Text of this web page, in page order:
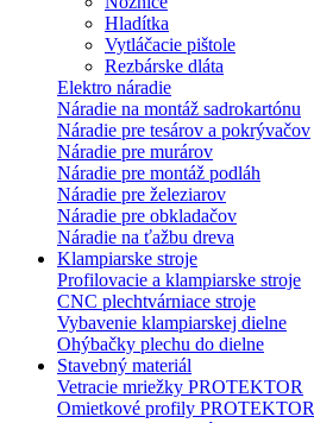
Hladítka
Vytláčacie pištole
Rezbárske dláta
Elektro náradie
Náradie na montáž sadrokartónu
Náradie pre tesárov a pokrývačov
Náradie pre murárov
Náradie pre montáž podláh
Náradie pre železiarov
Náradie pre obkladačov
Náradie na ťažbu dreva
Klampiarske stroje
Profilovacie a klampiarske stroje
CNC plechtvárniace stroje
Vybavenie klampiarskej dielne
Ohýbačky plechu do dielne
Stavebný materiál
Vetracie mriežky PROTEKTOR
Omietkové profily PROTEKTOR